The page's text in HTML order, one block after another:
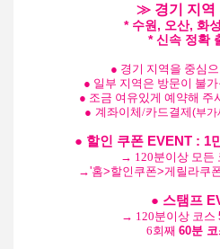
≫ 경기 지역
* 수원, 오산, 화
* 신속 정확
● 경기 지역을 중심
● 일부 지역은 방문이 불
● 조금 여유있게 예약해 주
● 계좌이체/카드결제(부가
● 할인 쿠폰 EVENT : 1
→ 120분이상 모든
→'홈>할인쿠폰>게릴라쿠
● 스탬프
→ 120분이상 코스
6회째 60분